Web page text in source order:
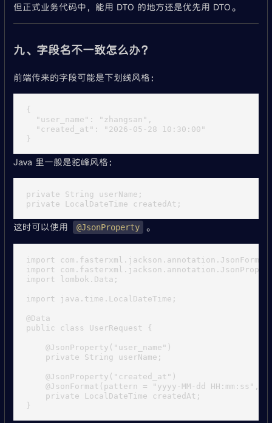
但正式业务代码中，能用 DTO 的地方还是优先用 DTO。
九、字段名不一致怎么办？
前端传来的字段可能是下划线风格：
{
  "user_name": "zhangsan",
  "created_at": "2026-05-28 10:30:00"
Java 里一般是驼峰风格：
private String userName;
这时可以使用 @JsonProperty 。
import
import
import lombok.Data;
import java.time.LocalDateTime;
@Data
public class UserRequest {
    @JsonProperty("user_name")
    private String userName;
    @JsonProperty("created_at")
@JsonFormat(pattern = "yyyy-MM-dd HH:mm:ss",
    private LocalDateTime createdAt;